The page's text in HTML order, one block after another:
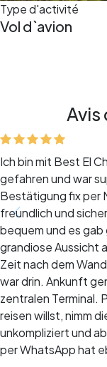
Type d'activité
Vol d`avion
Avis
Ich bin mit Best El
gefahren und war
Bestätigung fix per
freundlich und
bequem und es
grandiose Aussicht
Zeit nach dem
war drin. Ankunft
zentralen Terminal.
reisen willst, nimm
unkompliziert und
per WhatsApp hat